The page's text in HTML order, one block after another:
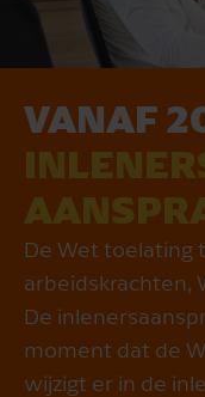
VANAF
De Wet toelating
arbeidskrachten,
De
moment dat de
wijzigt er in de